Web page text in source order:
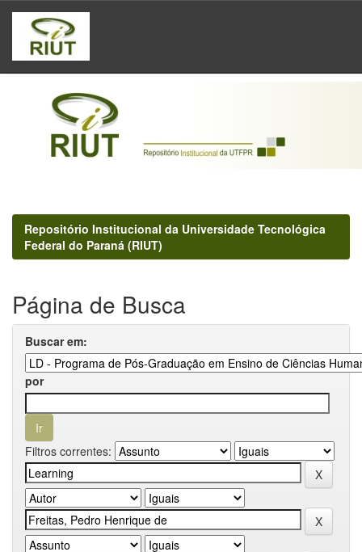
Skip
navigation
Repositório Institucional da Universidade Tecnológica
Federal do Paraná (RIUT)
Página de Busca
Buscar em:
por
Filtros correntes: